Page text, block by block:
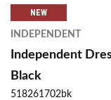
NEW
INDEPENDENT
Independent
Black
518261702bk